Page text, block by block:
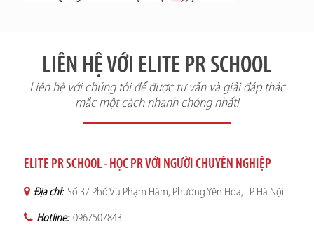
LIÊN HỆ VỚI ELITE PR SCHOOL
Liên hệ với chúng tôi để được tư vấn và giải đáp thắc
mắc một cách nhanh chóng nhất!
ELITE PR SCHOOL - HỌC PR VỚI NGƯỜI CHUYÊN NGHIỆP
Địa chỉ: Số 37 Phố Vũ Phạm Hàm, Phường Yên Hòa, TP Hà Nội.
Hotline: 0967507843